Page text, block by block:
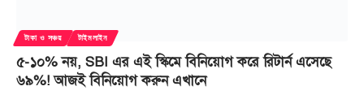
টাকা ও সঞ্চয় টাইমলাইন
৫-১০% নয়, SBI এর এই স্কিমে বিনিয়োগ করে রিটার্ন এসেছে
৬৯%! আজই বিনিয়োগ করুন এখানে